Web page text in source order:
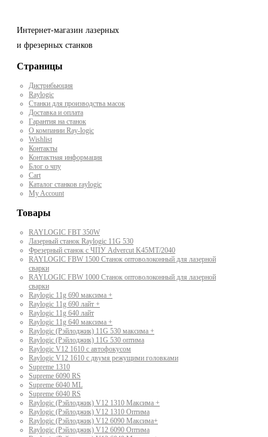
Интернет-магазин лазерных
и фрезерных станков
Страницы
Дистрибьюция
Raylogic
Станки для производства масок
Доставка и оплата
Гарантия на станок
О компании Ray-logic
Wishlist
Контакты
Контактная информация
Блог о чпу
Cart
Каталог станков raylogic
My Account
Товары
RAYLOGIC FBT 350W
Лазерный станок Raylogic 11G 530
Фрезерный станок с ЧПУ Advercut K45MT/2040
RAYLOGIC FBW 1500 Станок оптоволоконный для лазерной
сварки
RAYLOGIC FBW 1000 Станок оптоволоконный для лазерной
сварки
Raylogic 11g 690 максима +
Raylogic 11g 690 лайт +
Raylogic 11g 640 лайт
Raylogic 11g 640 максима +
Raylogic (Рэйлоджик) 11G 530 максима +
Raylogic (Рэйлоджик) 11G 530 оптима
Raylogic V12 1610 с автофокусом
Raylogic V12 1610 с двумя режущими головками
Supreme 1310
Supreme 6090 RS
Supreme 6040 ML
Supreme 6040 RS
Raylogic (Рэйлоджик) V12 1310 Максима +
Raylogic (Рэйлоджик) V12 1310 Оптима
Raylogic (Рэйлоджик) V12 6090 Максима+
Raylogic (Рэйлоджик) V12 6090 Оптима